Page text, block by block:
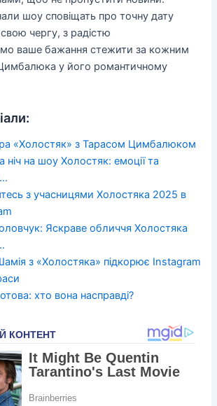
шоу сповіщать про точну дату
чергу, з радістю
ваше бажання стежити за кожним
у його романтичному
«Холостяк» з Тарасом Цимбалюком
ніч на шоу Холостяк: емоції та
з учасницями Холостяка 2025 в
Яскраве обличчя Холостяка
з «Холостяка» підкорює Instagram
хто вона насправді?